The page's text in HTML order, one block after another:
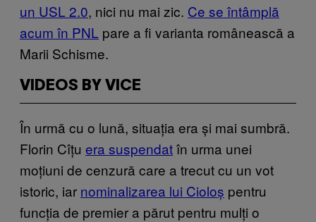
un USL 2.0, nici nu mai zic. Ce se întâmplă
acum în PNL pare a fi varianta românească a
Marii Schisme.
VIDEOS BY VICE
În urmă cu o lună, situația era și mai sumbră.
Florin Cîțu era suspendatîn urma unei
moțiuni de cenzură care a trecut cu un vot
istoric, iar nominalizarea lui Cioloș pentru
funcția de premier a părut pentru mulți o